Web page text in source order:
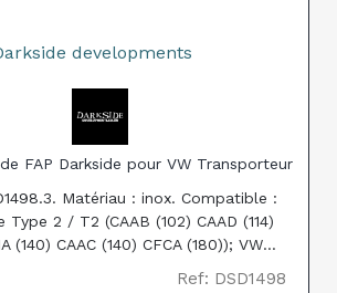
developments
FAP Darkside pour VW Transporteur
Matériau : inox. Compatible :
Type 2 / T2 (CAAB (102) CAAD (114)
(140) CAAC (140) CFCA (180)); VW
Ref: DSD1498